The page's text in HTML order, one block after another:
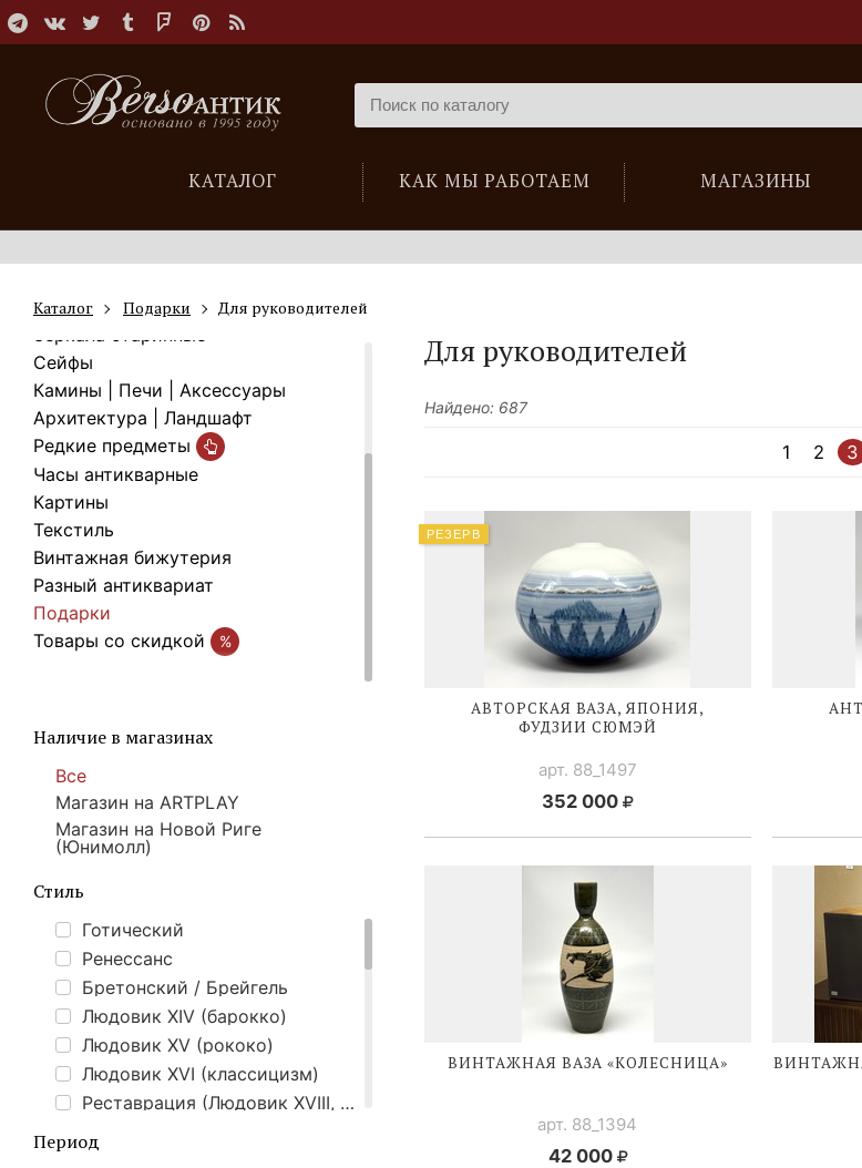
КАТАЛОГ КАК МЫ РАБОТАЕМ МАГАЗИНЫ
Каталог Подарки Для руководителей
Новые поступления
Скульптура
Свет
Зеркала старинные
Cейфы
Камины | Печи | Аксессуары
Архитектура | Ландшафт
Редкие предметы
Часы антикварные
Картины
Текстиль
Винтажная бижутерия
Разный антиквариат
Подарки
Товары со скидкой
%
Наличие в магазинах
Все
Магазин на ARTPLAY
Магазин на Новой Риге
(Юнимолл)
Стиль
Готический
Ренессанс
Бретонский / Брейгель
Людовик XIV (барокко)
Людовик XV (рококо)
Людовик XVI (классицизм)
Реставрация (Людовик XVIII, Карл Х, Луи-Филипп)
Период
Для руководителей
Найдено: 687
1 2 3
АВТОРСКАЯ ВАЗА, ЯПОНИЯ,
ФУДЗИИ СЮМЭЙ
арт. 88_1497
352 000
РЕЗЕРВ
ВИНТАЖНАЯ ВАЗА «КОЛЕСНИЦА»
арт. 88_1394
42 000